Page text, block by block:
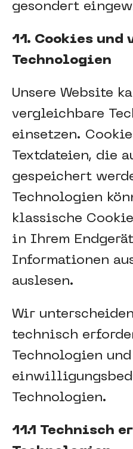
gesondert
11. Cookies
Technologien
Unsere Website
vergleichbare
einsetzen.
Textdateien, die
gespeichert
Technologien
klassische
in Ihrem
Informationen
auslesen.
Wir
technisch
Technologien und
Technologien.
11.1 Technisch